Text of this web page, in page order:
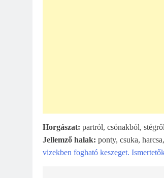
Horgászat: partról, csónakból, stégről
Jellemző halak: ponty, csuka,
vizekben fogható keszeget.